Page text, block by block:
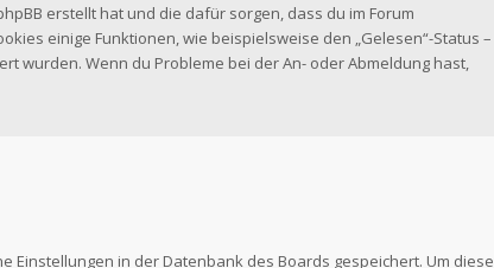
erstellt hat und die dafür sorgen, dass du im Forum
einige Funktionen, wie beispielsweise den „Gelesen“-Status –
wurden. Wenn du Probleme bei der An- oder Abmeldung hast,
Einstellungen in der Datenbank des Boards gespeichert. Um diese